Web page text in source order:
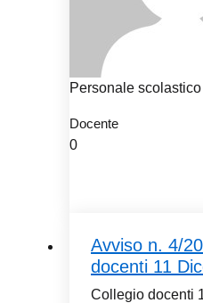
Personale scolastico
Docente
0
Avviso n. 4/
docenti 11
Collegio docenti